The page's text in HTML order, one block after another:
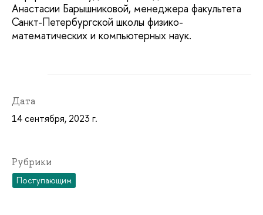
Анастасии Барышниковой, менеджера факультета
Санкт-Петербургской школы физико-
математических и компьютерных наук.
Дата
14 сентября, 2023 г.
Рубрики
Поступающим